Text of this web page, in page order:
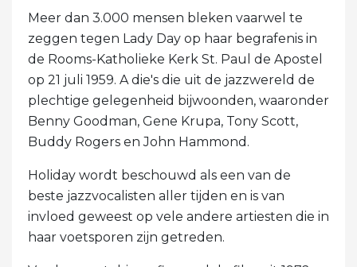
Meer dan 3.000 mensen bleken vaarwel te
zeggen tegen Lady Day op haar begrafenis in
de Rooms-Katholieke Kerk St. Paul de Apostel
op 21 juli 1959. A die's die uit de jazzwereld de
plechtige gelegenheid bijwoonden, waaronder
Benny Goodman, Gene Krupa, Tony Scott,
Buddy Rogers en John Hammond.
Holiday wordt beschouwd als een van de
beste jazzvocalisten aller tijden en is van
invloed geweest op vele andere artiesten die in
haar voetsporen zijn getreden.